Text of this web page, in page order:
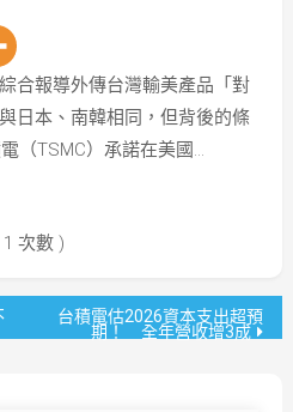
合報導外傳台灣輸美產品「對
日本、南韓相同，但背後的條
（TSMC）承諾在美國…
次數 )
台積電估2026資本支出超預
期！ 全年營收增3成